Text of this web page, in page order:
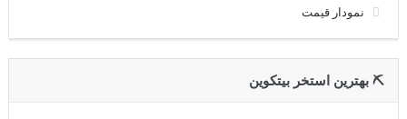
نمودار قیمت
⛏ بهترین استخر بیتکوین